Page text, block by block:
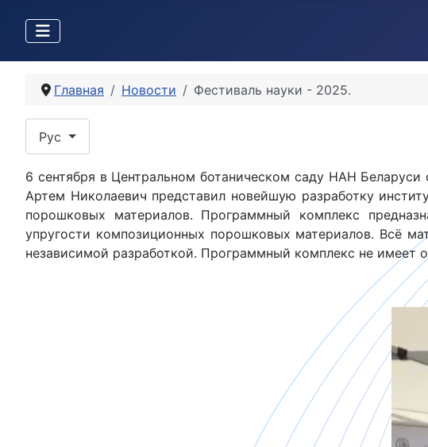
Главная Новости Фестиваль науки - 2025.
Рус
6 сентября в Центральном ботаническом саду НАН
Артем Николаевич представил новейшую разработку
порошковых материалов. Программный комплекс
упругости композиционных порошковых материалов. Всё
независимой разработкой. Программный комплекс не имеет